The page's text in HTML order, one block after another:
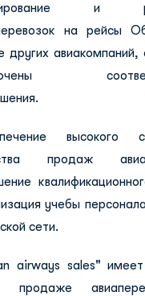
и
на рейсы
других авиакомпаний,
высокого
продаж
учебы
сети.
airways sales" имеет
продаже